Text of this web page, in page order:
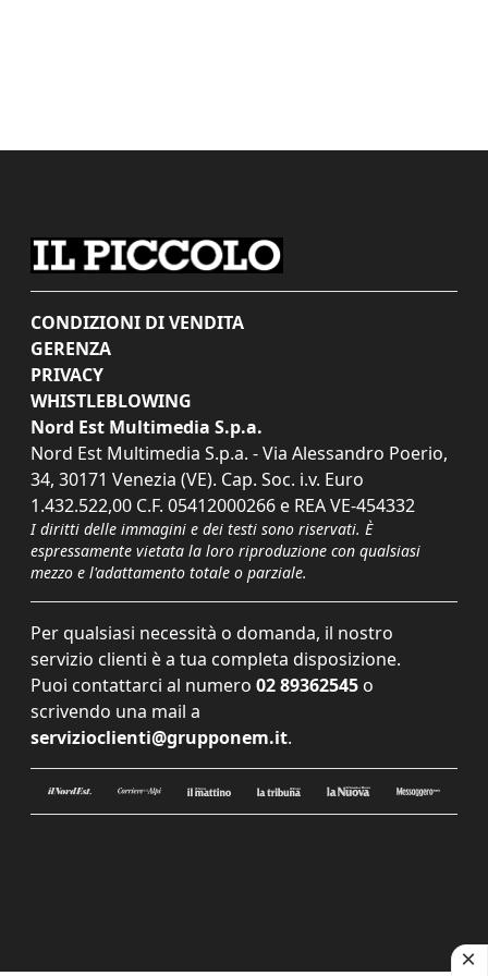
CONDIZIONI DI VENDITA
GERENZA
PRIVACY
WHISTLEBLOWING
Nord Est Multimedia S.p.a.
Nord Est Multimedia S.p.a. - Via Alessandro Poerio,
34, 30171 Venezia (VE). Cap. Soc. i.v. Euro
1.432.522,00 C.F. 05412000266 e REA VE-454332
I diritti delle immagini e dei testi sono riservati. È
espressamente vietata la loro riproduzione con qualsiasi
mezzo e l'adattamento totale o parziale.
Per qualsiasi necessità o domanda, il nostro
servizio clienti è a tua completa disposizione.
Puoi contattarci al numero 02 89362545 o
scrivendo una mail a
servizioclienti@grupponem.it.